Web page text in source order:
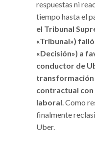
respuestas ni
tiempo hasta el
el Tribunal
«Tribunal») falló
«Decisión») a
conductor de
transformación
contractual
laboral. Como
finalmente
Uber.